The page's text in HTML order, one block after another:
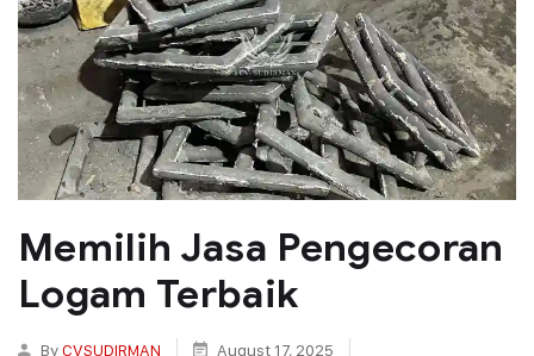
Memilih Jasa Pengecoran
Logam Terbaik
ByCVSUDIRMAN August 17, 2025